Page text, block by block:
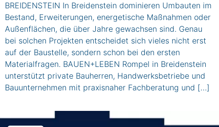
BREIDENSTEIN In Breidenstein dominieren Umbauten im
Bestand, Erweiterungen, energetische Maßnahmen oder
Außenflächen, die über Jahre gewachsen sind. Genau
bei solchen Projekten entscheidet sich vieles nicht erst
auf der Baustelle, sondern schon bei den ersten
Materialfragen. BAUEN+LEBEN Rompel in Breidenstein
unterstützt private Bauherren, Handwerksbetriebe und
Bauunternehmen mit praxisnaher Fachberatung und […]